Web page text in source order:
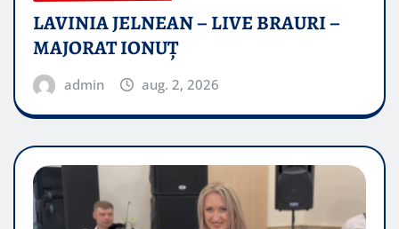
LAVINIA JELNEAN – LIVE BRAURI –
MAJORAT IONUŢ
admin aug. 2, 2026